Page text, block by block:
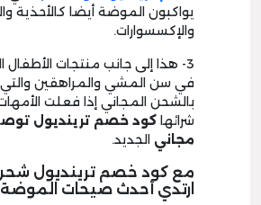
يواكبون الموضة أيضا كالأحذية
والإكسسوارات.
3- هذا إلى جانب منتجات
في سن المشي والمراهقين
بالشحن المجاني إذا فعلت
شرائها كود خصم ترينديول
مجاني الجديد.
مع كود خصم ترينديول
ارتدي أحدث صيحات